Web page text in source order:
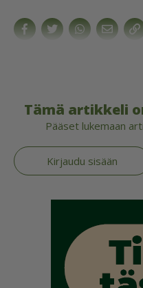
Tämä artikkeli
Pääset lukemaan
Kirjaudu sisään